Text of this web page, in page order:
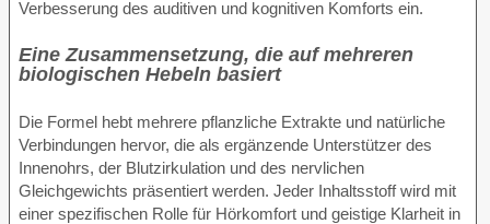
Verbesserung des auditiven und kognitiven Komforts ein.
Eine Zusammensetzung, die auf mehreren
biologischen Hebeln basiert
Die Formel hebt mehrere pflanzliche Extrakte und natürliche
Verbindungen hervor, die als ergänzende Unterstützer des
Innenohrs, der Blutzirkulation und des nervlichen
Gleichgewichts präsentiert werden. Jeder Inhaltsstoff wird mit
einer spezifischen Rolle für Hörkomfort und geistige Klarheit in